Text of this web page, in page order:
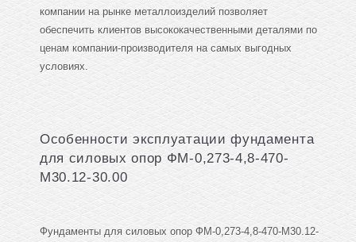
компании на рынке металлоизделий позволяет
обеспечить клиентов высококачественными деталями по
ценам компании-производителя на самых выгодных
условиях.
Особенности эксплуатации фундамента
для силовых опор ФМ-0,273-4,8-470-
М30.12-30.00
Фундаменты для силовых опор ФМ-0,273-4,8-470-М30.12-